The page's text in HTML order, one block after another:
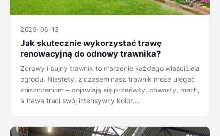
2025-06-13
Jak skutecznie wykorzystać trawę
renowacyjną do odnowy trawnika?
Zdrowy i bujny trawnik to marzenie każdego właściciela
ogrodu. Niestety, z czasem nasz trawnik może ulegać
zniszczeniom – pojawiają się prześwity, chwasty, mech,
a trawa traci swój intensywny kolor....